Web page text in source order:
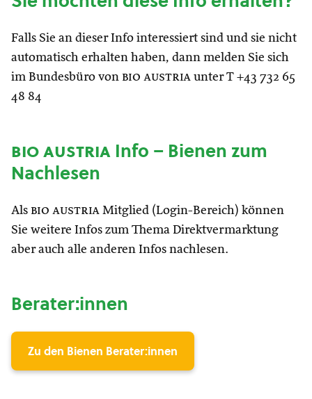
Falls Sie an dieser Info interessiert sind und sie nicht
automatisch erhalten haben, dann melden Sie sich
im Bundesbüro von bio austria unter T +43 732 65
48 84
bio austria Info – Bienen zum
Nachlesen
Als bio austria Mitglied (Login-Bereich) können
Sie weitere Infos zum Thema Direktvermarktung
aber auch alle anderen Infos nachlesen.
Berater:innen
Zu den Bienen Berater:innen